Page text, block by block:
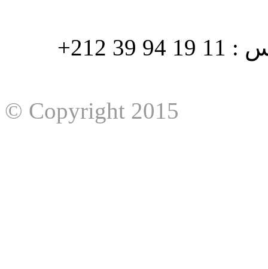
هاتف : 90/88 32 94 39 212+ فاكس : 11 19 94 39 212+
© Copyright 2015